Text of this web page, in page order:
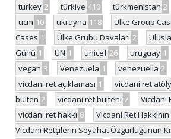
turkey 2 türkiye 410 türkmenistan 2
ucm 10 ukrayna 118 Ulke Group
Cases 1 Ülke Grubu Davaları 2
Günü 1 UN 1 unicef 26 uruguay 1
vegan 3 Venezuela 1 venezuella 2
vicdani ret açıklaması 1 vicdani ret
bülten 2 vicdani ret bülteni 7 Vicdani
vicdani ret hakkı 8
Vicdani Ret
Vicdani Retçilerin Seyahat Özgürlüğünün